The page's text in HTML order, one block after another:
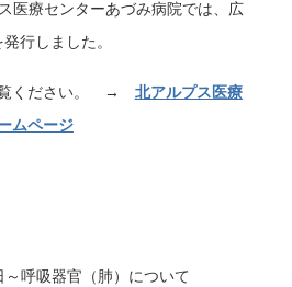
医療センターあづみ病院では、広
行しました。
覧ください。 → 北アルプス医療
ムページ
呼吸器官（肺）について